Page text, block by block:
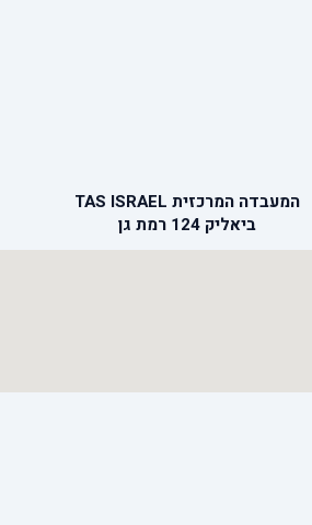
המעבדה המרכזית TAS ISRAEL
ביאליק 124 רמת גן